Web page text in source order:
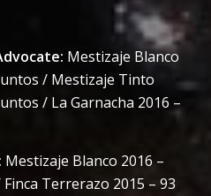
Mestizaje Blanco
/ Mestizaje Tinto
/ La Garnacha 2016 –
Mestizaje Blanco 2016 –
Terrerazo 2015 – 93